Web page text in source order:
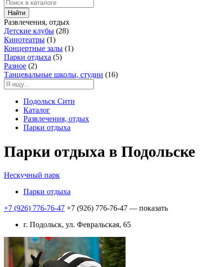
Найти
Развлечения, отдых
Детские клубы (28)
Кинотеатры (1)
Концертные залы (1)
Парки отдыха (5)
Разное (2)
Танцевальные школы, студии (16)
Подольск Сити
Каталог
Развлечения, отдых
Парки отдыха
Парки отдыха в Подольске
Нескучный парк
Парки отдыха
+7 (926) 776-76-47 +7 (926) 776-76-47 — показать
г. Подольск, ул. Февральская, 65